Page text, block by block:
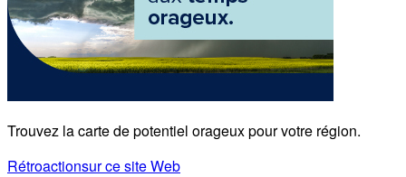
Trouvez la carte de potentiel orageux pour votre région.
Rétroactionsur ce site Web